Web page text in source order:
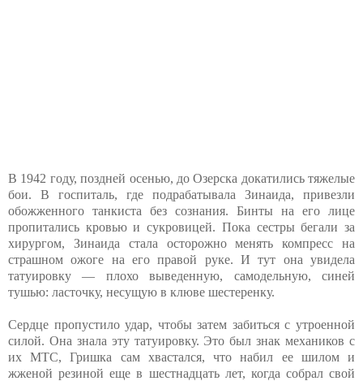
В 1942 году, поздней осенью, до Озерска докатились тяжелые
бои. В госпиталь, где подрабатывала Зинаида, привезли
обожженного танкиста без сознания. Бинты на его лице
пропитались кровью и сукровицей. Пока сестры бегали за
хирургом, Зинаида стала осторожно менять компресс на
страшном ожоге на его правой руке. И тут она увидела
татуировку — плохо выведенную, самодельную, синей
тушью: ласточку, несущую в клюве шестеренку.
Сердце пропустило удар, чтобы затем забиться с утроенной
силой. Она знала эту татуировку. Это был знак механиков с
их МТС, Гришка сам хвастался, что набил ее шилом и
жженой резиной еще в шестнадцать лет, когда собрал свой